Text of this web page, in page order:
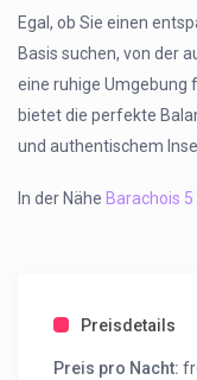
Egal, ob Sie einen
Basis suchen, von der
eine ruhige Umgebung
bietet die perfekte
und authentischem
In der Nähe Barachois 5
Preisdetails
Preis pro Nacht: